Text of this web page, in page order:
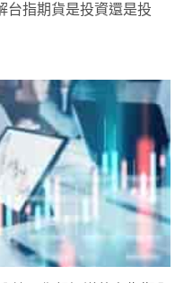
台指期貨是投資還是投